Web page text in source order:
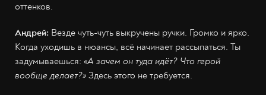
оттенков.
Андрей: Везде чуть-чуть выкручены ручки. Громко и ярко.
Когда уходишь в нюансы, всё начинает рассыпаться. Ты
задумываешься: «А зачем он туда идёт? Что герой
вообще делает?» Здесь этого не требуется.